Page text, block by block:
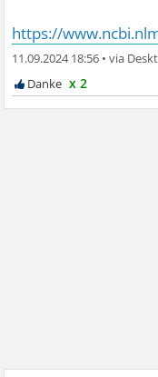
https://
11.09.2024 18:56 •
x 2